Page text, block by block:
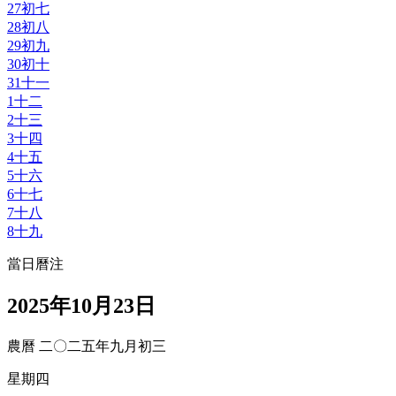
27初七
28初八
29初九
30初十
31十一
1十二
2十三
3十四
4十五
5十六
6十七
7十八
8十九
當日曆注
2025年10月23日
農曆 二〇二五年九月初三
星期四